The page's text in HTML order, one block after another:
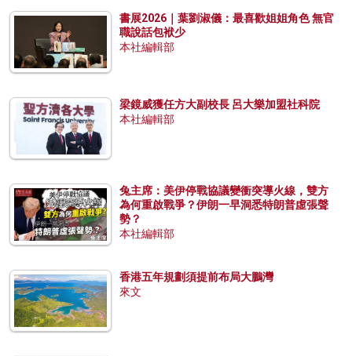
書展2026｜葉劉淑儀：最喜歡姐姐角色 無官
職說話包袱少
本社編輯部
梁鏡威獲任方大副校長 呂大樂加盟社科院
本社編輯部
兔主席：美伊停戰協議變衝突導火線，雙方
為何重啟戰爭？伊朗一早洞悉特朗普虛張聲
勢？
本社編輯部
香港五年規劃須提前布局大鵬灣
來文